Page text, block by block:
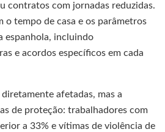
contratos com jornadas reduzidas.
o tempo de casa e os parâmetros
espanhola, incluindo
e acordos específicos em cada
afetadas, mas a
de proteção: trabalhadores com
a 33% e vítimas de violência de